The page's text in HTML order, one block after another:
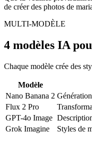
de créer des photos de
MULTI-MODÈLE
4 modèles IA
Chaque modèle crée des
Modèle
Nano Banana 2
Flux 2 Pro
GPT-4o Image
Grok Imagine
Styles de